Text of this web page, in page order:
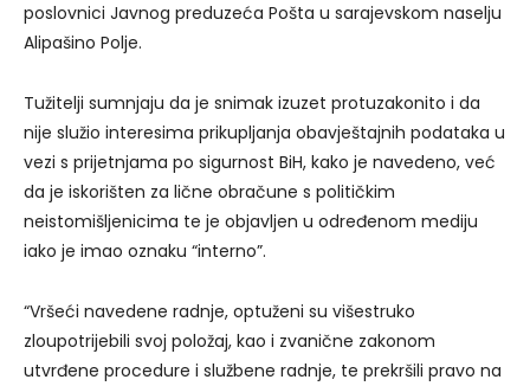
poslovnici Javnog preduzeća Pošta u sarajevskom naselju
Alipašino Polje.
Tužitelji sumnjaju da je snimak izuzet protuzakonito i da
nije služio interesima prikupljanja obavještajnih podataka u
vezi s prijetnjama po sigurnost BiH, kako je navedeno, već
da je iskorišten za lične obračune s političkim
neistomišljenicima te je objavljen u određenom mediju
iako je imao oznaku “interno”.
“Vršeći navedene radnje, optuženi su višestruko
zloupotrijebili svoj položaj, kao i zvanične zakonom
utvrđene procedure i službene radnje, te prekršili pravo na